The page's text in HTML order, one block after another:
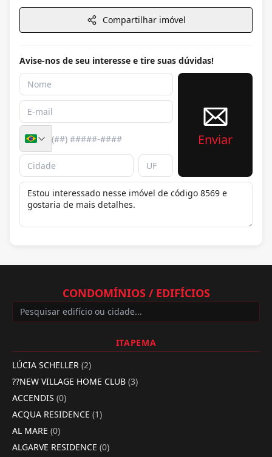
Compartilhar imóvel
Avise-nos de seu interesse e tire suas dúvidas!
Enviar
CONDOMÍNIOS / EDIFÍCIOS
ITAPEMA
LÚCIA SCHELLER (2)
??NEW VILLAGE HOME CLUB (3)
ACCENDIS (0)
ACQUA RESIDENCE (1)
AL MARE (0)
ALGARVE RESIDENCE (0)